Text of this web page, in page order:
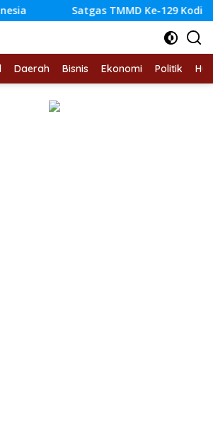
Satgas TMMD Ke-129 Kodim 0416/
Daerah Bisnis Ekonomi Politik